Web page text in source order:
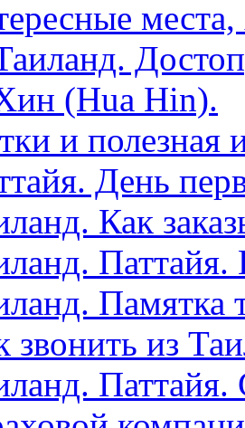
(Hua Hin).
и полезная
День
Как
Памятка
звонить из
Паттайя.